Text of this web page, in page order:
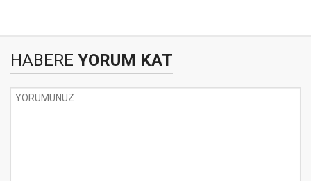
HABERE YORUM KAT